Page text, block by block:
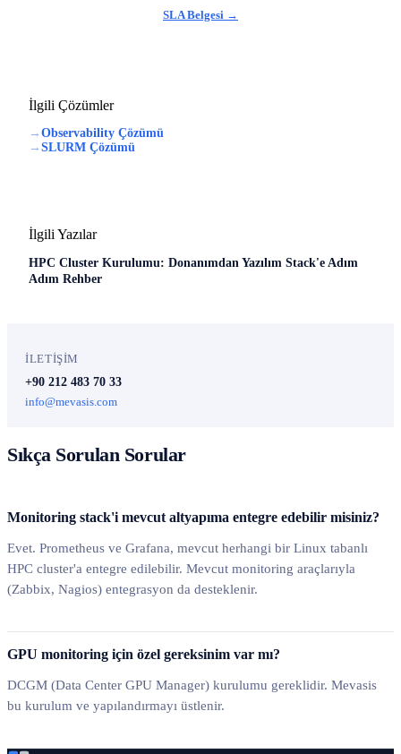
SLA Belgesi →
İlgili Çözümler
→ Observability Çözümü
→ SLURM Çözümü
İlgili Yazılar
HPC Cluster Kurulumu: Donanımdan Yazılım Stack'e Adım
Adım Rehber
İLETIŞIM
+90 212 483 70 33
info@mevasis.com
Sıkça Sorulan Sorular
Monitoring stack'i mevcut altyapıma entegre edebilir misiniz?
Evet. Prometheus ve Grafana, mevcut herhangi bir Linux tabanlı
HPC cluster'a entegre edilebilir. Mevcut monitoring araçlarıyla
(Zabbix, Nagios) entegrasyon da desteklenir.
GPU monitoring için özel gereksinim var mı?
DCGM (Data Center GPU Manager) kurulumu gereklidir. Mevasis
bu kurulum ve yapılandırmayı üstlenir.